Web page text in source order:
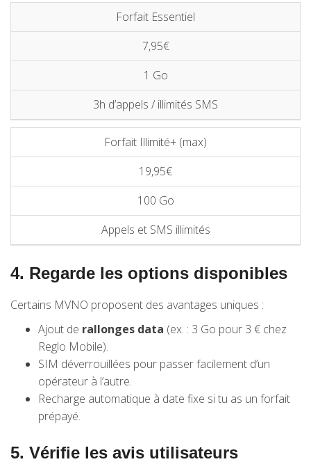
Forfait Essentiel
7,95€
1 Go
3h d’appels / illimités SMS
Forfait Illimité+ (max)
19,95€
100 Go
Appels et SMS illimités
4. Regarde les options disponibles
Certains MVNO proposent des avantages uniques :
Ajout de rallonges data (ex. : 3 Go pour 3 € chez
Reglo Mobile).
SIM déverrouillées pour passer facilement d’un
opérateur à l’autre.
Recharge automatique à date fixe si tu as un forfait
prépayé.
5. Vérifie les avis utilisateurs